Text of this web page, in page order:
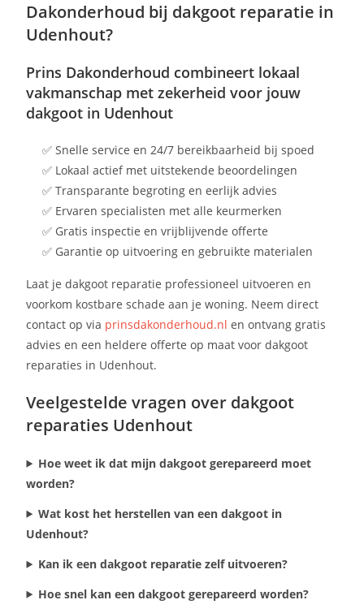
Dakonderhoud bij dakgoot reparatie in
Udenhout?
Prins Dakonderhoud combineert lokaal
vakmanschap met zekerheid voor jouw
dakgoot in Udenhout
✅ Snelle service en 24/7 bereikbaarheid bij spoed
✅ Lokaal actief met uitstekende beoordelingen
✅ Transparante begroting en eerlijk advies
✅ Ervaren specialisten met alle keurmerken
✅ Gratis inspectie en vrijblijvende offerte
✅ Garantie op uitvoering en gebruikte materialen
Laat je dakgoot reparatie professioneel uitvoeren en
voorkom kostbare schade aan je woning. Neem direct
contact op via prinsdakonderhoud.nl en ontvang gratis
advies en een heldere offerte op maat voor dakgoot
reparaties in Udenhout.
Veelgestelde vragen over dakgoot
reparaties Udenhout
Hoe weet ik dat mijn dakgoot gerepareerd moet
worden?
Wat kost het herstellen van een dakgoot in
Udenhout?
Kan ik een dakgoot reparatie zelf uitvoeren?
Hoe snel kan een dakgoot gerepareerd worden?